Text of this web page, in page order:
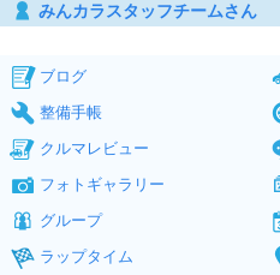
みんカラスタッフチームさん
ブログ
整備手帳
クルマレビュー
フォトギャラリー
グループ
ラップタイム